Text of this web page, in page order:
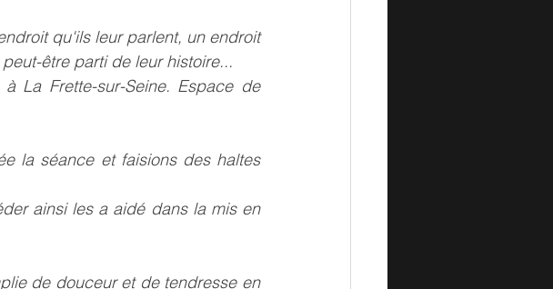
qu'ils leur parlent, un endroit
être parti de leur histoire...
La Frette-sur-Seine. Espace de
la séance et faisions des haltes
ainsi les a aidé dans la mis en
de douceur et de tendresse en